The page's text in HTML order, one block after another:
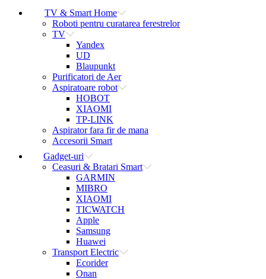
TV & Smart Home
Roboti pentru curatarea ferestrelor
TV
Yandex
UD
Blaupunkt
Purificatori de Aer
Aspiratoare robot
HOBOT
XIAOMI
TP-LINK
Aspirator fara fir de mana
Accesorii Smart
Gadget-uri
Ceasuri & Bratari Smart
GARMIN
MIBRO
XIAOMI
TICWATCH
Apple
Samsung
Huawei
Transport Electric
Ecorider
Onan